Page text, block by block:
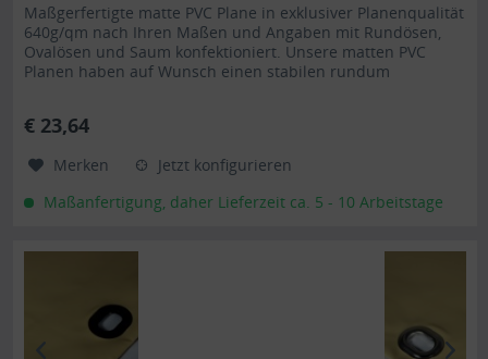
Maßgerfertigte matte PVC Plane in exklusiver Planenqualität
640g/qm nach Ihren Maßen und Angaben mit Rundösen,
Ovalösen und Saum konfektioniert. Unsere matten PVC
Planen haben auf Wunsch einen stabilen rundum
verzinkten Ösen oder auf Wunsch auch mit Edelstahlösen...
€ 23,64
Merken
Jetzt konfigurieren
Maßanfertigung, daher Lieferzeit ca. 5 - 10 Arbeitstage